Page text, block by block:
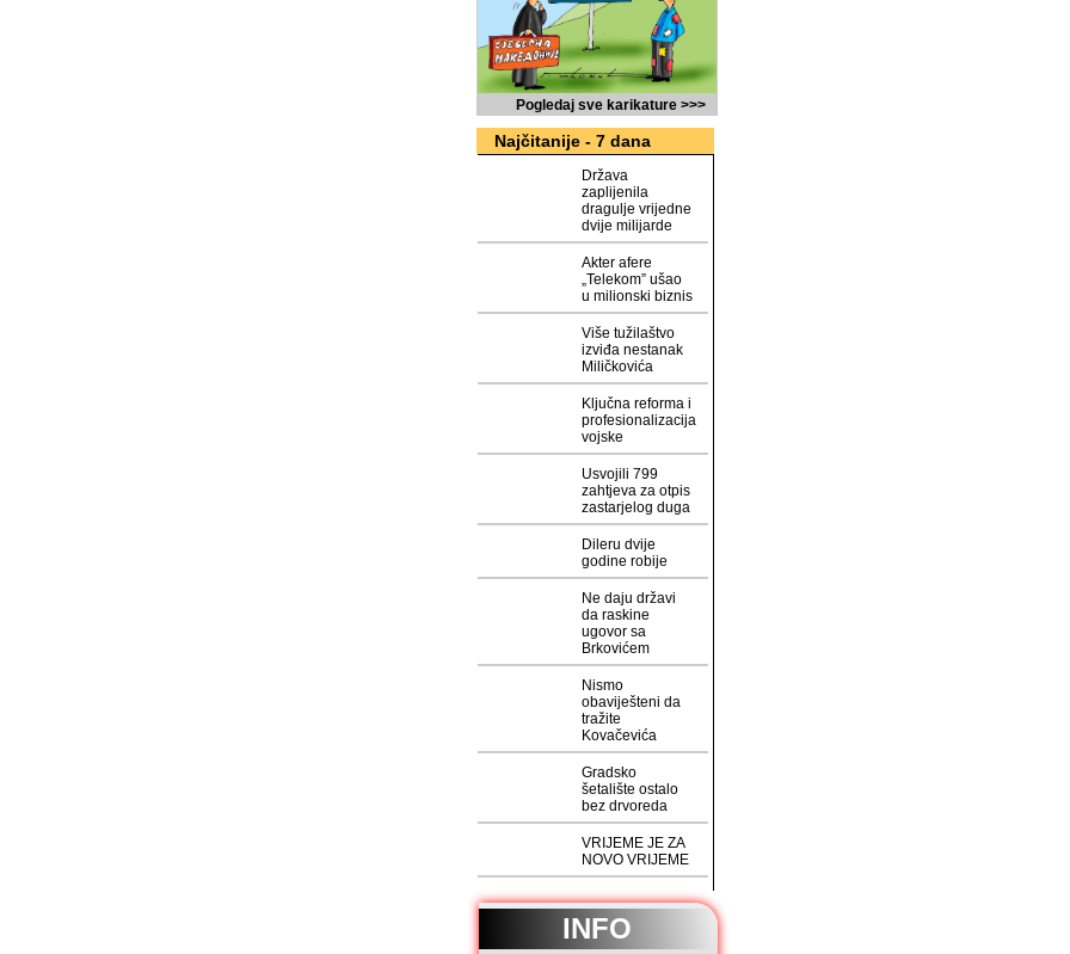
Pogledaj sve karikature >>>
Najčitanije - 7 dana
Država
zaplijenila
dragulje vrijedne
dvije milijarde
Akter afere
„Telekom” ušao
u milionski biznis
Više tužilaštvo
izviđa nestanak
Miličkovića
Ključna reforma i
profesionalizacija
vojske
Usvojili 799
zahtjeva za otpis
zastarjelog duga
Dileru dvije
godine robije
Ne daju državi
da raskine
ugovor sa
Brkovićem
Nismo
obaviješteni da
tražite
Kovačevića
Gradsko
šetalište ostalo
bez drvoreda
VRIJEME JE ZA
NOVO VRIJEME
INFO